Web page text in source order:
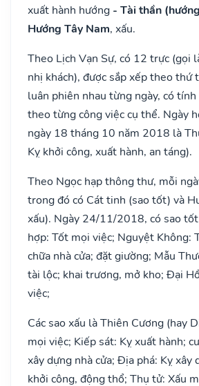
xuất hành hướng - Tài thần
Hướng Tây Nam, xấu.
Theo Lịch Vạn Sự, có 12 trực (gọi
nhị khách), được sắp xếp theo thứ
luân phiên nhau từng ngày, có
theo từng công việc cụ thể. Ngày
ngày 18 tháng 10 năm 2018 là
Kỵ khởi công, xuất hành, an táng).
Theo Ngọc hạp thông thư, mỗi
trong đó có Cát tinh (sao tốt) và
xấu). Ngày 24/11/2018, có sao
hợp: Tốt mọi việc; Nguyệt Không:
chữa nhà cửa; đặt giường; Mẫu
tài lộc; khai trương, mở kho; Đại
việc;
Các sao xấu là Thiên Cương (hay
mọi việc; Kiếp sát: Kỵ xuất hành;
xây dựng nhà cửa; Địa phá: Kỵ xây
khởi công, động thổ; Thụ tử: Xấu